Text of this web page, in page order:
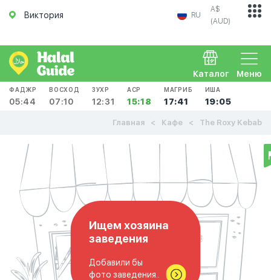
Виктория RU
A$
(AUD)
Меню
Каталог
ФАДЖР
05:44
ВОСХОД
07:10
ЗУХР
12:31
АСР
15:18
МАГРИБ
17:41
ИША
19:05
Главная Кафе The Roxy Kebab
Ищем хозяина
заведения
Добавили бы
фото заведения..